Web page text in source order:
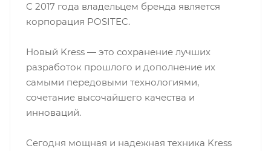
С 2017 года владельцем бренда является
корпорация POSITEC.
Новый Kress — это сохранение лучших
разработок прошлого и дополнение их
самыми передовыми технологиями,
сочетание высочайшего качества и
инноваций.
Сегодня мощная и надежная техника Kress